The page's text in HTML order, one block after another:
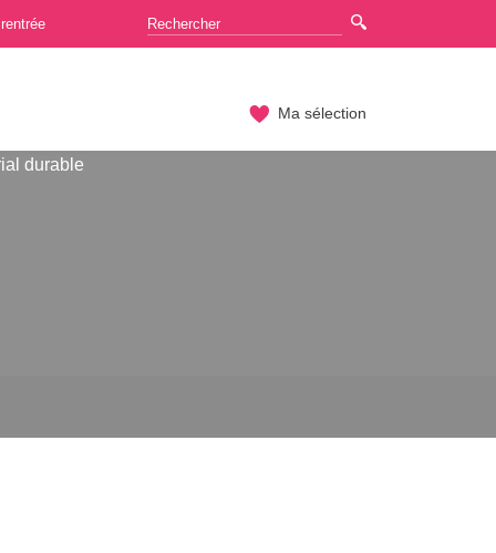
Ma sélection
durable